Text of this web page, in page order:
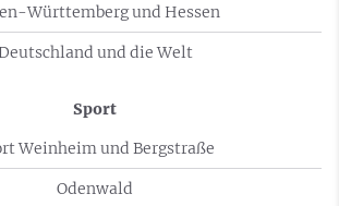
Württemberg und Hessen
und die Welt
Sport
Weinheim und Bergstraße
Odenwald